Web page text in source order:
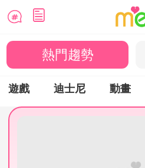
熱門趨勢
遊戲 迪士尼 動畫